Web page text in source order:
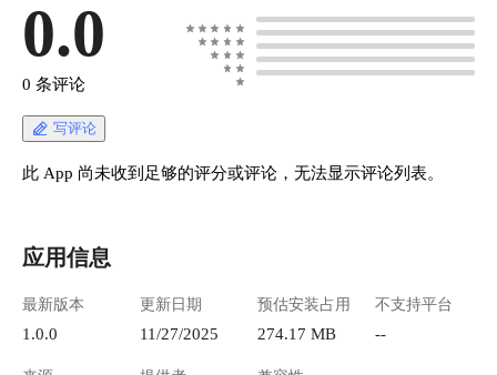
0.0
0 条评论
写评论
此 App 尚未收到足够的评分或评论，无法显示评论列表。
应用信息
最新版本
1.0.0
更新日期
11/27/2025
预估安装占用
274.17 MB
不支持平台
--